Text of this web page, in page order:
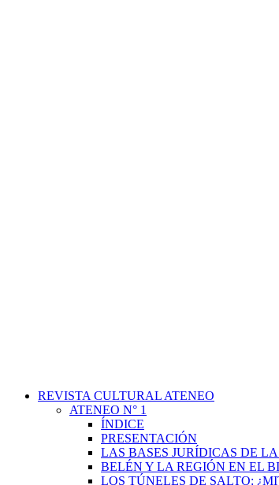
REVISTA CULTURAL ATENEO
ATENEO N° 1
ÍNDICE
PRESENTACIÓN
LAS BASES JURÍDICAS DE
BELÉN Y LA REGIÓN EN EL
LOS TÚNELES DE SALTO: